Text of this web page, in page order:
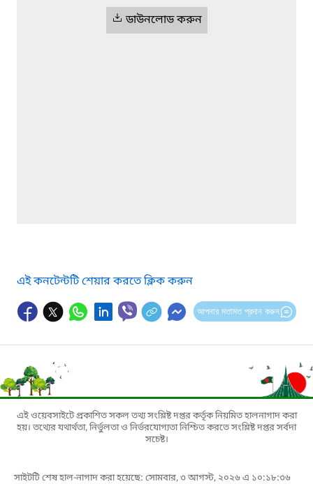
ডাউনলোড করুন
এই কনটেন্টটি শেয়ার করতে ক্লিক করুন
আপনার মতামত প্রদান করুন
এই ওয়েবসাইটে প্রকাশিত সকল তথ্য সংশ্লিষ্ট দপ্তর কর্তৃক নিয়মিত হালনাগাদ করা
হয়। তথ্যের যথার্থতা, নির্ভুলতা ও নির্ভরযোগ্যতা নিশ্চিত করতে সংশ্লিষ্ট দপ্তর সর্বদা
সচেষ্ট।
সাইটটি শেষ হাল-নাগাদ করা হয়েছে: সোমবার, ৩ আগস্ট, ২০২৬ এ ১০:১৮:৩৬